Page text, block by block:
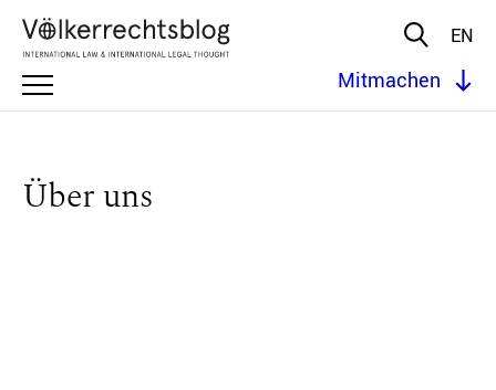
EN
Mitmachen
Über uns